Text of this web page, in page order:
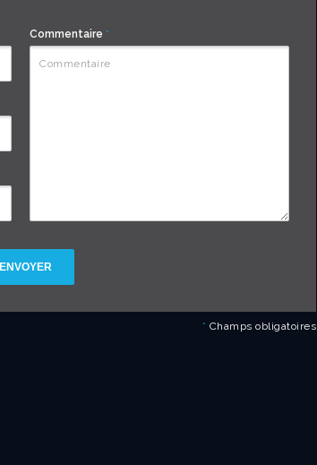
Commentaire *
ENVOYER
* Champs obligatoires